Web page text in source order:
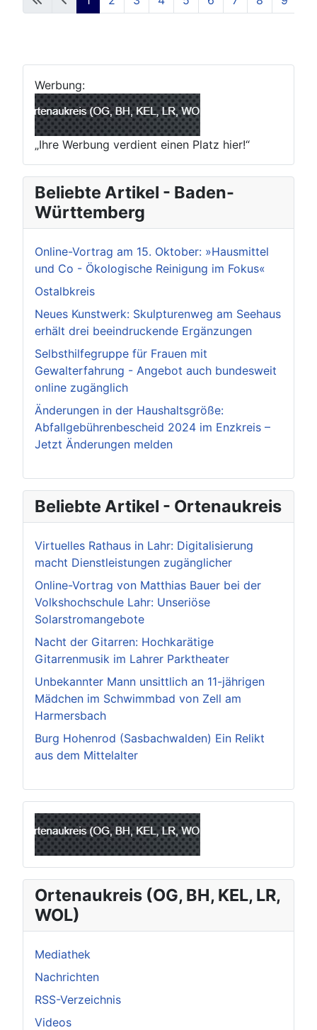
Werbung:
„Ihre Werbung verdient einen Platz hier!“
Beliebte Artikel - Baden-
Württemberg
Online-Vortrag am 15. Oktober: »Hausmittel
und Co - Ökologische Reinigung im Fokus«
Ostalbkreis
Neues Kunstwerk: Skulpturenweg am Seehaus
erhält drei beeindruckende Ergänzungen
Selbsthilfegruppe für Frauen mit
Gewalterfahrung - Angebot auch bundesweit
online zugänglich
Änderungen in der Haushaltsgröße:
Abfallgebührenbescheid 2024 im Enzkreis –
Jetzt Änderungen melden
Beliebte Artikel - Ortenaukreis
Virtuelles Rathaus in Lahr: Digitalisierung
macht Dienstleistungen zugänglicher
Online-Vortrag von Matthias Bauer bei der
Volkshochschule Lahr: Unseriöse
Solarstromangebote
Nacht der Gitarren: Hochkarätige
Gitarrenmusik im Lahrer Parktheater
Unbekannter Mann unsittlich an 11-jährigen
Mädchen im Schwimmbad von Zell am
Harmersbach
Burg Hohenrod (Sasbachwalden) Ein Relikt
aus dem Mittelalter
Ortenaukreis (OG, BH, KEL, LR,
WOL)
Mediathek
Nachrichten
RSS-Verzeichnis
Videos